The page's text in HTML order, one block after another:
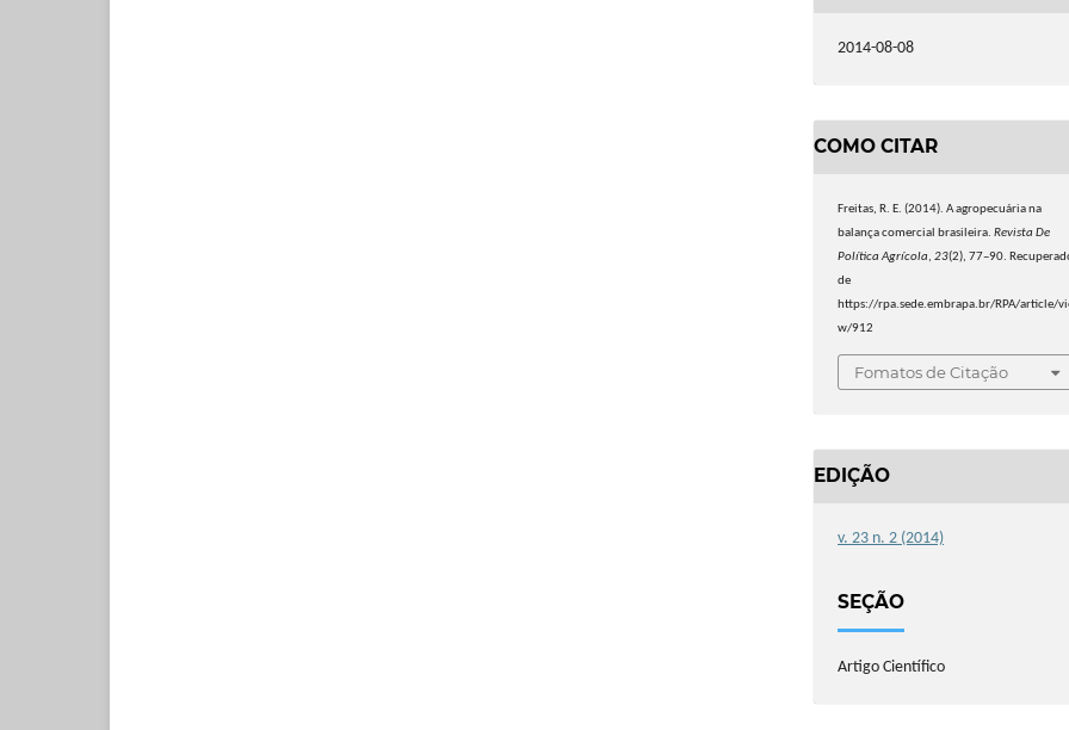
2014-08-08
COMO CITAR
Freitas, R. E. (2014). A agropecuária na
balança comercial brasileira.Revista De
Política Agrícola,23(2), 77–90.
de
https://rpa.sede.embrapa.br/RPA/article/
w/912
Fomatos de Citação
EDIÇÃO
v. 23 n. 2 (2014)
SEÇÃO
Artigo Científico